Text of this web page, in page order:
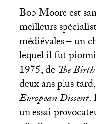
Bob Moore est
meilleurs
médiévales – un
lequel il fut
1975, deThe
deux ans plus
European Dissent.
un essai